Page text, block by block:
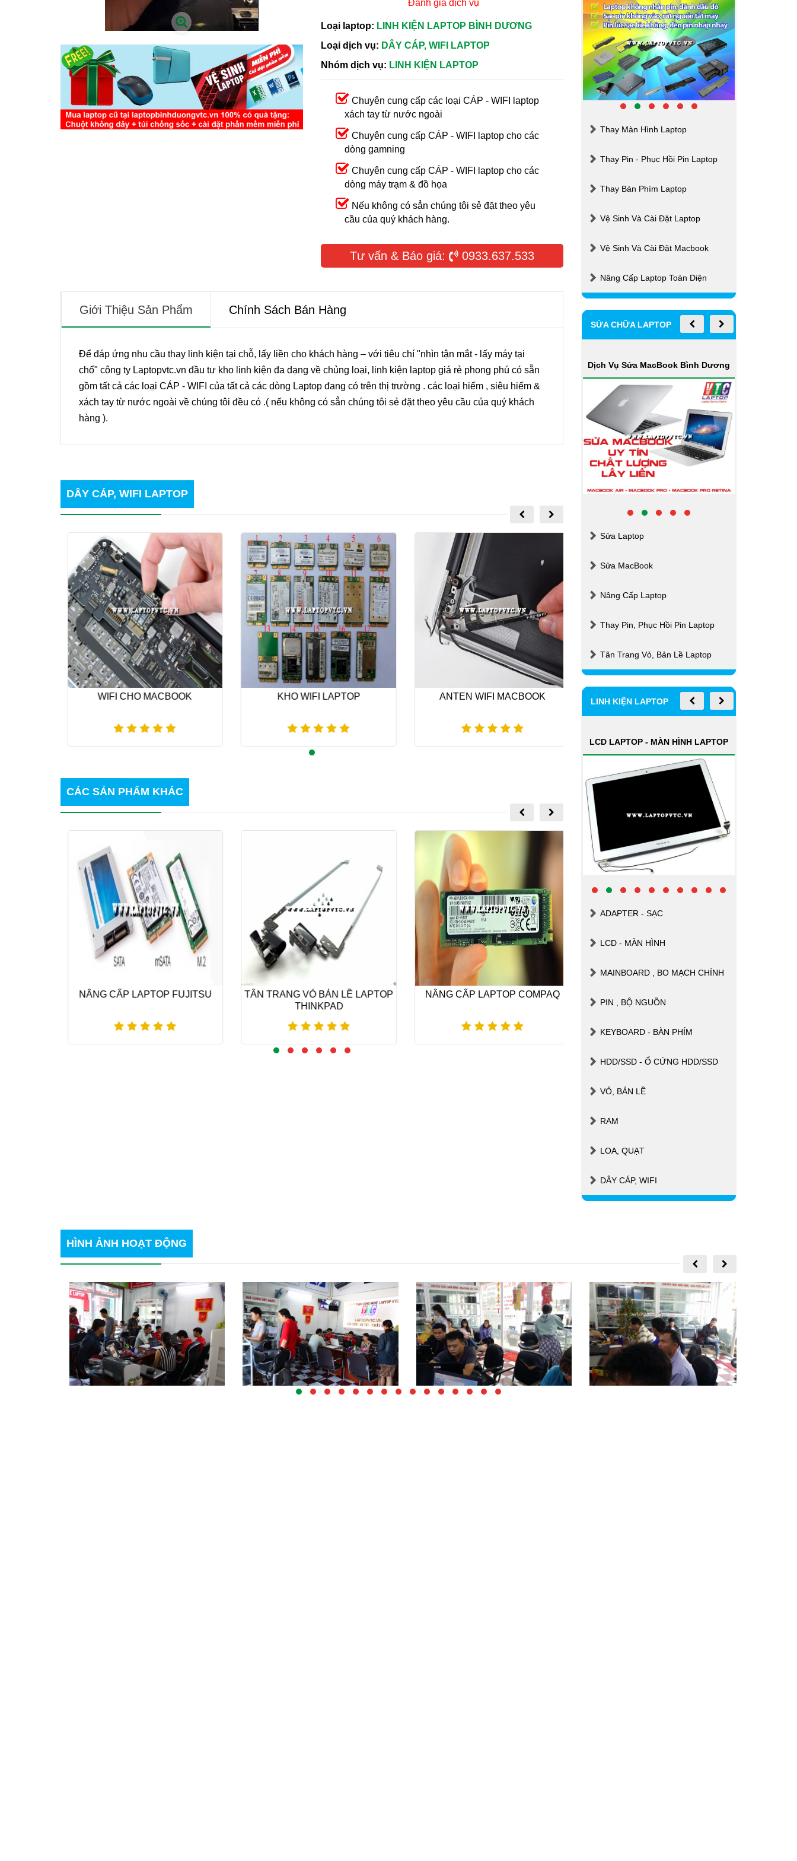
Đánh giá dịch vụ
Loại laptop: LINH KIỆN LAPTOP BÌNH DƯƠNG
Loại dịch vụ: DÂY CÁP, WIFI LAPTOP
Nhóm dịch vụ: LINH KIỆN LAPTOP
Chuyên cung cấp các loại CÁP - WIFI laptop
xách tay từ nước ngoài
Chuyên cung cấp CÁP - WIFI laptop cho các
dòng gamning
Chuyên cung cấp CÁP - WIFI laptop cho các
dòng máy trạm & đồ họa
Nếu không có sẳn chúng tôi sẻ đặt theo yêu
cầu của quý khách hàng.
Tư vấn & Báo giá: 0933.637.533
Giới Thiệu Sản Phẩm Chính Sách Bán Hàng
Để đáp ứng nhu cầu thay linh kiện tại chỗ, lấy liền cho khách hàng – với tiêu chí "nhìn tận mắt - lấy máy tại
chổ" công ty Laptopvtc.vn đầu tư kho linh kiện đa dạng về chủng loại, linh kiện laptop giá rẻ phong phú có sẵn
gồm tất cả các loại CÁP - WIFI của tất cả các dòng Laptop đang có trên thị trường . các loại hiếm , siêu hiếm &
xách tay từ nước ngoài về chúng tôi đều có .( nếu không có sẳn chúng tôi sẻ đặt theo yêu cầu của quý khách
hàng ).
DÂY CÁP, WIFI LAPTOP
WIFI CHO MACBOOK KHO WIFI LAPTOP
Xem thêm
ANTEN WIFI MACBOOK WIFI CHO MACBOOK
Xem thêm
CÁC SẢN PHẨM KHÁC
NÂNG CẤP LAPTOP FUJITSU
TÂN TRANG VỎ BẢN LỀ LAPTOP
THINKPAD
Xem thêm
NÂNG CẤP LAPTOP COMPAQ
MACBOOK
Xem thêm
Thay Màn Hình Laptop
Thay Pin - Phục Hồi Pin Laptop
Thay Bàn Phím Laptop
Vệ Sinh Và Cài Đặt Laptop
Vệ Sinh Và Cài Đặt Macbook
Nâng Cấp Laptop Toàn Diện
SỬA CHỮA LAPTOP
Dịch Vụ Tân Trang Vỏ, Bản Lề
Laptop
Dịch Vụ Sửa Laptop Bình Dương Dịch Vụ Sửa MacBook Bình Dương Dịch Vụ Nâng Cấp Laptop Bình
Dương
Sửa Laptop
Sửa MacBook
Nâng Cấp Laptop
Thay Pin, Phục Hồi Pin Laptop
Tân Trang Vỏ, Bản Lề Laptop
LINH KIỆN LAPTOP
MAINBOARD LAPTOP, BO MẠCH
CHÍNH
ADAPTER - SẠC
LCD - MÀN HÌNH
MAINBOARD , BO MẠCH CHÍNH
PIN , BỘ NGUỒN
KEYBOARD - BÀN PHÍM
HDD/SSD - Ổ CỨNG HDD/SSD
VỎ, BẢN LỀ
RAM
LOA, QUẠT
DÂY CÁP, WIFI
HÌNH ẢNH HOẠT ĐỘNG